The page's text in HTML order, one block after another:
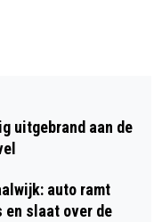
OUD-
uitgebrand aan de
auto ramt
en slaat over de